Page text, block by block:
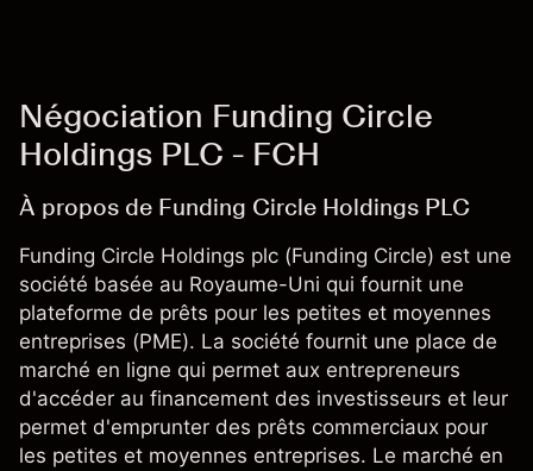
Négociation Funding Circle
Holdings PLC - FCH
À propos de Funding Circle Holdings PLC
Funding Circle Holdings plc (Funding Circle) est une
société basée au Royaume-Uni qui fournit une
plateforme de prêts pour les petites et moyennes
entreprises (PME). La société fournit une place de
marché en ligne qui permet aux entrepreneurs
d'accéder au financement des investisseurs et leur
permet d'emprunter des prêts commerciaux pour
les petites et moyennes entreprises. Le marché en